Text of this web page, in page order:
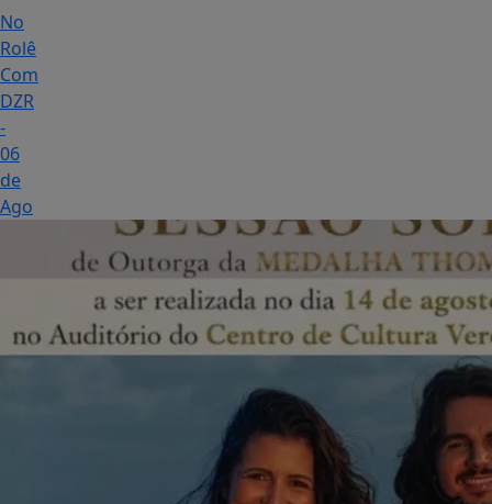
No
Rolê
Com
DZR
-
06
de
Ago